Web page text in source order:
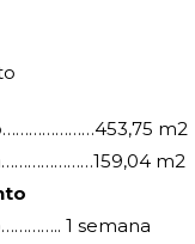
m2
m2
1 semana